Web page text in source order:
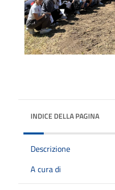
INDICE DELLA PAGINA
Descrizione
A cura di